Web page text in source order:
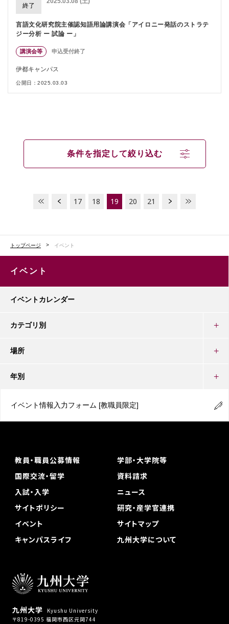
終了
言語文化研究院主催認知語用論講演会「アイロニー発話のストラテ
ジー分析 ー 試論 ー」
講演会等 申込受付終了
伊都キャンパス
公開日：2025.03.03
条件を指定して絞り込む
17 18 19 20 21
トップページ イベント
イベント
イベントカレンダー
カテゴリ別
場所
年別
イベント情報入力フォーム [教職員限定]
九州大学
Kyushu University
〒819-0395 福岡市西区元岡744
教員・職員公募情報
学部・大学院等
国際交流・留学
資料請求
入試・入学
ニュース
サイトポリシー
研究・産学官連携
イベント
サイトマップ
キャンパスライフ
九州大学について